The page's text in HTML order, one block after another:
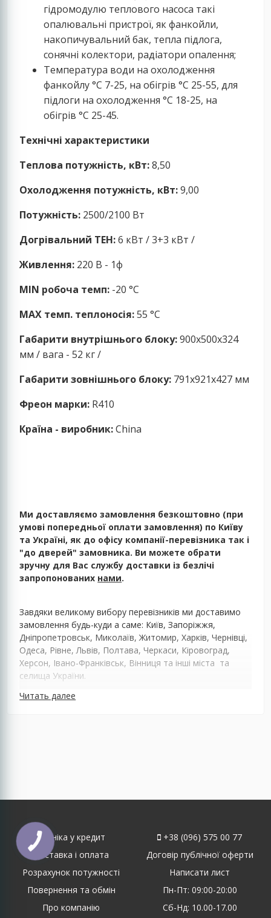
гідромодулю теплового насоса такі
опалювальні пристрої, як фанкойли,
накопичувальний бак, тепла підлога,
сонячні колектори, радіатори опалення;
Температура води на охолодження
фанкойлу °C 7-25, на обігрів °C 25-55, для
підлоги на охолодження °C 18-25, на
обігрів °C 25-45.
Технічні характеристики
Теплова потужність, кВт:8,50
Охолодження потужність, кВт:9,00
Потужність: 2500/2100 Вт
Догрівальний ТЕН:6 кВт / 3+3 кВт /
Живлення: 220 В - 1ф
MIN робоча темп: -20 °C
MAX темп. теплоносія:55 °C
Габарити внутрішнього блоку:900x500x324
мм / вага - 52 кг /
Габарити зовнішнього блоку: 791x921x427 мм
Фреон марки: R410
Країна - виробник:China
Ми доставляємо замовлення безкоштовно (при
умові попередньої оплати замовлення) по Київу
та Україні, як до офісу компанії-перевізника так і
"до дверей" замовника. Ви можете обрати
зручну для Вас службу доставки із безлічі
запропонованих нами.
Завдяки великому вибору перевізників ми доставимо
замовлення будь-куди а саме: Київ, Запоріжжя,
Дніпропетровськ, Миколаїв, Житомир, Харків, Чернівці,
Одеса, Рівне, Львів, Полтава, Черкаси, Кіровоград,
Херсон, Івано-Франківськ, Вінниця та інші міста та
селища України.
Читать далее
Техніка у кредит
Доставка і оплата
Розрахунок потужності
Повернення та обмін
Про компанію
+38 (096) 575 00 77
Договір публічної оферти
Написати лист
Пн-Пт: 09:00-20:00
Сб-Нд: 10.00-17.00